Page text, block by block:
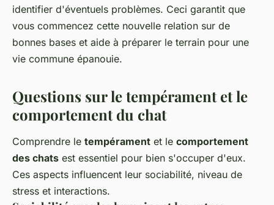
identifier d'éventuels problèmes. Ceci garantit que
vous commencez cette nouvelle relation sur de
bonnes bases et aide à préparer le terrain pour une
vie commune épanouie.
Questions sur le tempérament et le
comportement du chat
Comprendre le tempérament et le comportement
des chats est essentiel pour bien s'occuper d'eux.
Ces aspects influencent leur sociabilité, niveau de
stress et interactions.